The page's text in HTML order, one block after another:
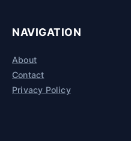
NAVIGATION
About
Contact
Privacy Policy